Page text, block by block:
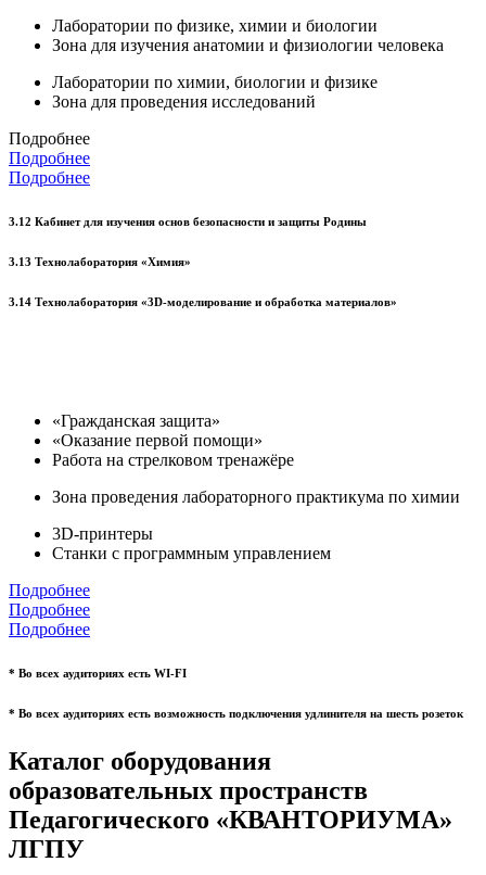
Лаборатории по физике, химии и биологии
Зона для изучения анатомии и физиологии человека
Лаборатории по химии, биологии и физике
Зона для проведения исследований
Подробнее
Подробнее
Подробнее
3.12 Кабинет для изучения основ безопасности и защиты Родины
3.13 Технолаборатория «Химия»
3.14 Технолаборатория «3D-моделирование и обработка материалов»
«Гражданская защита»
«Оказание первой помощи»
Работа на стрелковом тренажёре
Зона проведения лабораторного практикума по химии
3D-принтеры
Станки с программным управлением
Подробнее
Подробнее
Подробнее
* Во всех аудиториях есть WI-FI
* Во всех аудиториях есть возможность подключения удлинителя на шесть розеток
Каталог оборудования
образовательных пространств
Педагогического «КВАНТОРИУМА»
ЛГПУ